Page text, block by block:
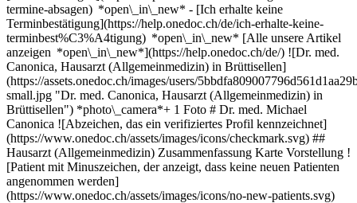
termine-absagen) *open\_in\_new* - [Ich erhalte keine
Terminbestätigung](https://help.onedoc.ch/de/ich-erhalte-keine-
terminbest%C3%A4tigung) *open\_in\_new* [Alle unsere Artikel
anzeigen *open\_in\_new*](https://help.onedoc.ch/de/) ![Dr. med.
Canonica, Hausarzt (Allgemeinmedizin) in Brüttisellen]
(https://assets.onedoc.ch/images/users/
small.jpg "Dr. med. Canonica, Hausarzt (Allgemeinmedizin) in
Brüttisellen") *photo\_camera*+ 1 Foto # Dr. med. Michael
Canonica ![Abzeichen, das ein verifiziertes Profil kennzeichnet]
(https://www.onedoc.ch/assets/images/icons/checkmark.svg) ##
Hausarzt (Allgemeinmedizin) Zusammenfassung Karte Vorstellung !
[Patient mit Minuszeichen, der anzeigt, dass keine neuen Patienten
angenommen werden]
(https://www.onedoc.ch/assets/images/icons/no-new-patients.svg)